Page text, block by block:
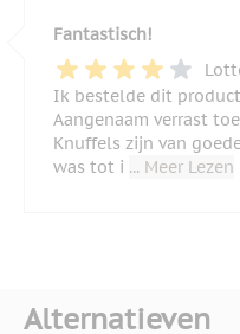
Fantastisch!
Ik bestelde dit
Aangenaam verrast
Knuffels zijn van
was tot i ... Meer Lezen
Alternatieven